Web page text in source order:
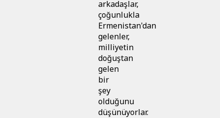
arkadaşlar,
çoğunlukla
Ermenistan'dan
gelenler,
milliyetin
doğuştan
gelen
bir
şey
olduğunu
düşünüyorlar.